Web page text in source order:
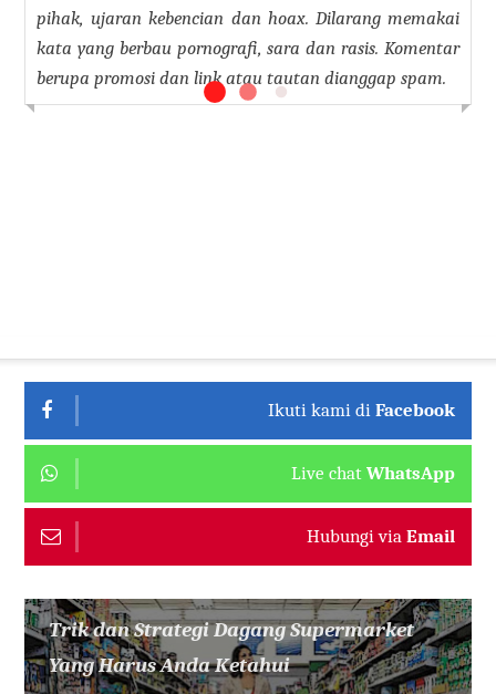
pihak, ujaran kebencian dan hoax. Dilarang memakai
kata yang berbau pornografi, sara dan rasis. Komentar
berupa promosi dan link atau tautan dianggap spam.
Ikuti kami di Facebook
Live chat WhatsApp
Hubungi via Email
Trik dan Strategi Dagang Supermarket
Yang Harus Anda Ketahui